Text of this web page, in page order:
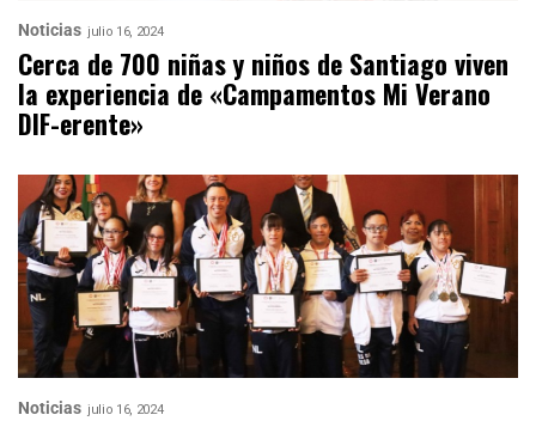
Noticias julio 16, 2024
Cerca de 700 niñas y niños de Santiago viven
la experiencia de «Campamentos Mi Verano
DIF-erente»
Noticias julio 16, 2024